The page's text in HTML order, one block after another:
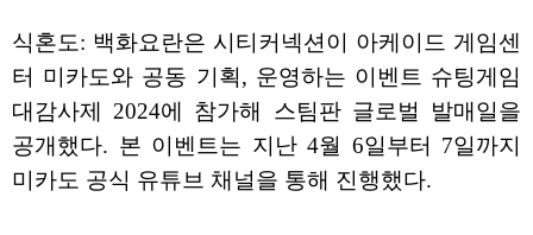
식혼도: 백화요란은 시티커넥션이 아케이드 게임센
터 미카도와 공동 기획, 운영하는 이벤트 슈팅게임
대감사제 2024에 참가해 스팀판 글로벌 발매일을
공개했다. 본 이벤트는 지난 4월 6일부터 7일까지
미카도 공식 유튜브 채널을 통해 진행했다.